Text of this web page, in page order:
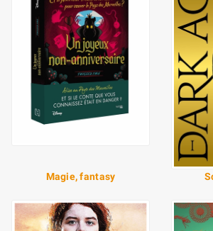
Magie, fantasy